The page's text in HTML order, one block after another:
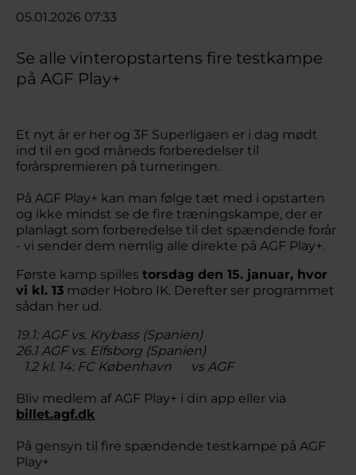
05.01.2026 07:33
Se alle vinteropstartens fire testkampe
på AGF Play+
Et nyt år er her og 3F Superligaen er i dag mødt
ind til en god måneds forberedelser til
forårspremieren på turneringen.
På AGF Play+ kan man følge tæt med i opstarten
og ikke mindst se de fire træningskampe, der er
planlagt som forberedelse til det spændende forår
- vi sender dem nemlig alle direkte på AGF Play+.
Første kamp spilles torsdag den 15. januar, hvor
vi kl. 13 møder Hobro IK. Derefter ser programmet
sådan her ud.
19.1: AGF vs. Krybass (Spanien)
26.1 AGF vs. Elfsborg (Spanien)
1.2 kl. 14: FC København vs AGF
Bliv medlem af AGF Play+ i din app eller via
billet.agf.dk
På gensyn til fire spændende testkampe på AGF
Play+